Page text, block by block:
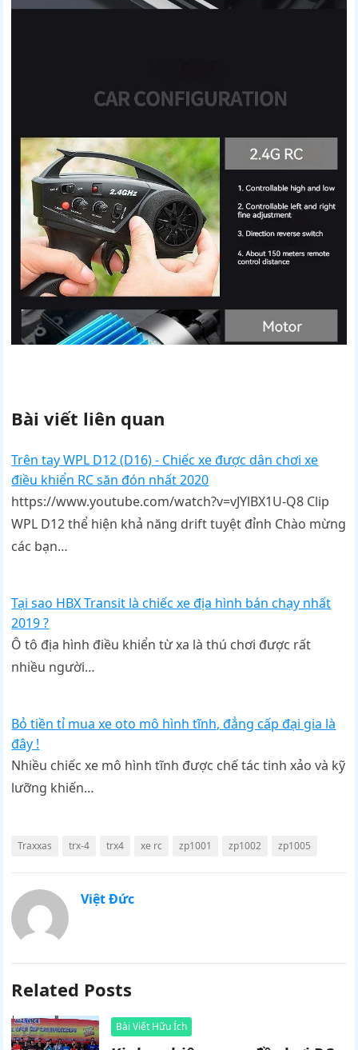
Bài viết liên quan
Trên tay WPL D12 (D16) - Chiếc xe được dân chơi xe
điều khiển RC săn đón nhất 2020
https://www.youtube.com/watch?v=vJYlBX1U-Q8 Clip
WPL D12 thể hiện khả năng drift tuyệt đỉnh Chào mừng
các bạn…
Tại sao HBX Transit là chiếc xe địa hình bán chạy nhất
2019 ?
Ô tô địa hình điều khiển từ xa là thú chơi được rất
nhiều người…
Bỏ tiền tỉ mua xe oto mô hình tĩnh, đẳng cấp đại gia là
đây !
Nhiều chiếc xe mô hình tĩnh được chế tác tinh xảo và kỹ
lưỡng khiến…
Traxxas trx-4 trx4 xe rc zp1001 zp1002 zp1005
Việt Đức
Related Posts
Bài Viết Hữu Ích